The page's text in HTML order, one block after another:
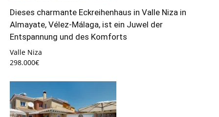
Dieses charmante Eckreihenhaus in Valle Niza in
Almayate, Vélez-Málaga, ist ein Juwel der
Entspannung und des Komforts
Valle Niza
298.000€